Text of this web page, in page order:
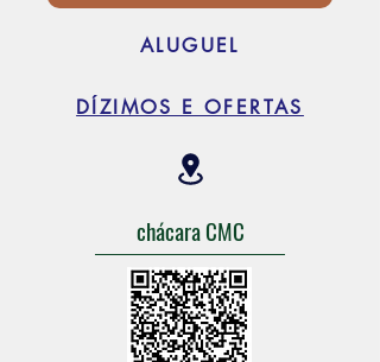
ALUGUEL
DÍZIMOS E OFERTAS
chácara CMC